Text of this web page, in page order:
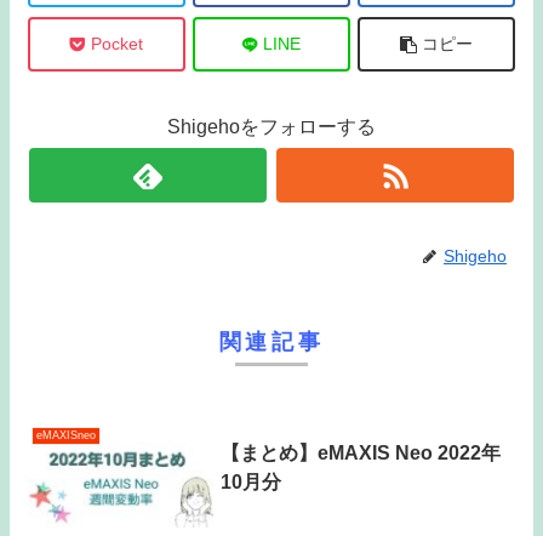
Pocket LINE コピー
Shigehoをフォローする
Shigeho
関連記事
eMAXISneo
【まとめ】eMAXIS Neo 2022年
10月分